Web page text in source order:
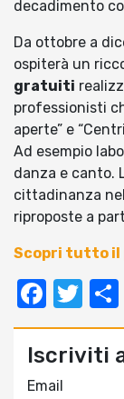
decadimento
Da ottobre a
ospiterà un
gratuiti
professionisti
aperte” e
Ad esempio
danza e canto.
cittadinanza
riproposte a
Scopri tutto il
Iscriviti
Email